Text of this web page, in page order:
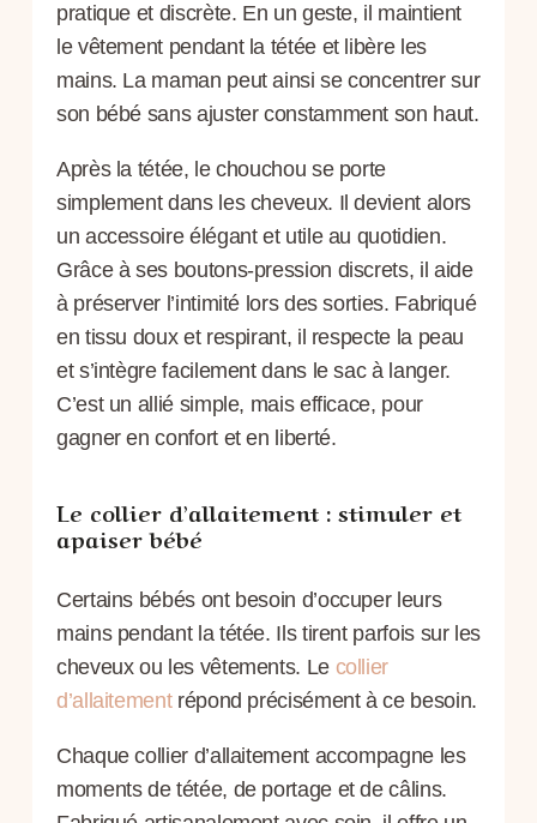
pratique et discrète. En un geste, il maintient
le vêtement pendant la tétée et libère les
mains. La maman peut ainsi se concentrer sur
son bébé sans ajuster constamment son haut.
Après la tétée, le chouchou se porte
simplement dans les cheveux. Il devient alors
un accessoire élégant et utile au quotidien.
Grâce à ses boutons-pression discrets, il aide
à préserver l’intimité lors des sorties. Fabriqué
en tissu doux et respirant, il respecte la peau
et s’intègre facilement dans le sac à langer.
C’est un allié simple, mais efficace, pour
gagner en confort et en liberté.
Le collier d’allaitement : stimuler et
apaiser bébé
Certains bébés ont besoin d’occuper leurs
mains pendant la tétée. Ils tirent parfois sur les
cheveux ou les vêtements. Le collier
d’allaitement répond précisément à ce besoin.
Chaque collier d’allaitement accompagne les
moments de tétée, de portage et de câlins.